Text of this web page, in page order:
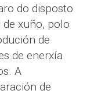
do disposto
xuño, polo
de
de enerxía
A
de